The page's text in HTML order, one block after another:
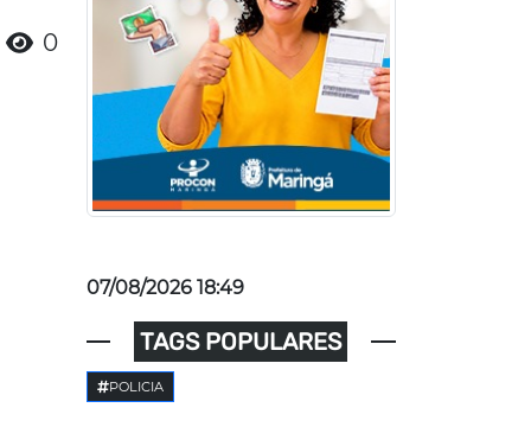
0
07/08/2026 18:49
TAGS POPULARES
POLICIA